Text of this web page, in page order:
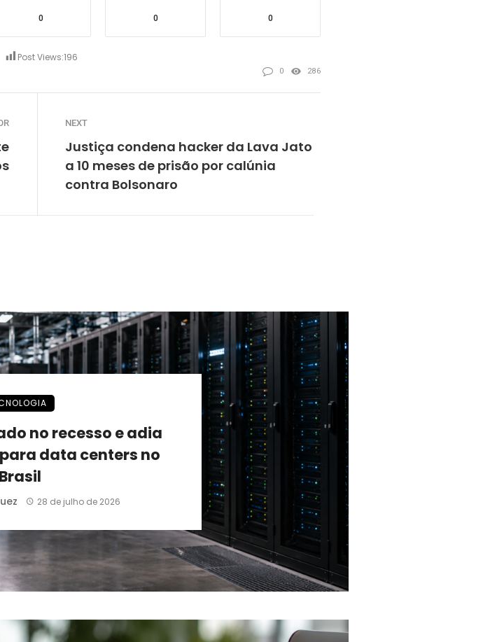
Post Views:196
0 0 0
0 286
NEXT
Justiça condena hacker da Lava Jato
a 10 meses de prisão por calúnia
contra Bolsonaro
no recesso e adia
data centers no
Brasil
28 de julho de 2026